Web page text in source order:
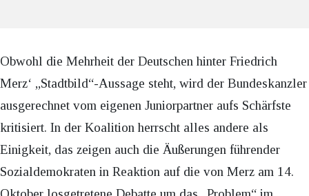
Obwohl die Mehrheit der Deutschen hinter Friedrich
Merz‘ „Stadtbild“-Aussage steht, wird der Bundeskanzler
ausgerechnet vom eigenen Juniorpartner aufs Schärfste
kritisiert. In der Koalition herrscht alles andere als
Einigkeit, das zeigen auch die Äußerungen führender
Sozialdemokraten in Reaktion auf die von Merz am 14.